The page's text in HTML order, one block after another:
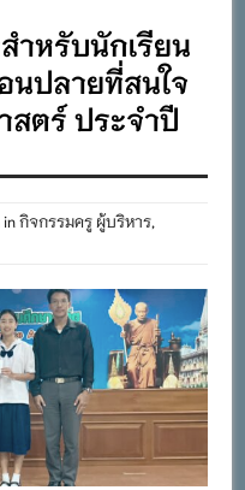
การจัดการศึกษาเรียนรวม
๙
ฒนาการจัดการศึกษาและ
ระ วางพานพุ่ม และจุด
เนื่องในโอกาสวันเฉลิม
สมเด็จพระเจ้าอยู่หัว ๒๘
ำหรับนักเรียน
ปลายที่สนใจ
สตร์ ประจำปี
inกิจกรรมครู ผู้บริหาร,